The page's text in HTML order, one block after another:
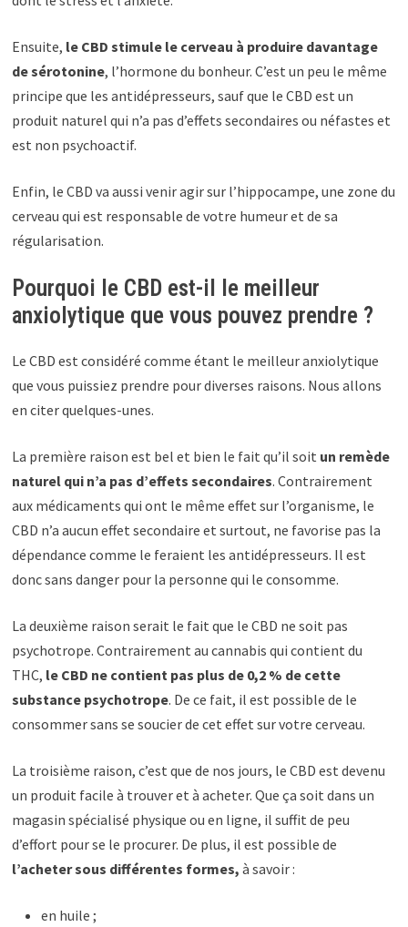
Ensuite, le CBD stimule le cerveau à produire davantage
de sérotonine, l’hormone du bonheur. C’est un peu le même
principe que les antidépresseurs, sauf que le CBD est un
produit naturel qui n’a pas d’effets secondaires ou néfastes et
est non psychoactif.
Enfin, le CBD va aussi venir agir sur l’hippocampe, une zone du
cerveau qui est responsable de votre humeur et de sa
régularisation.
Pourquoi le CBD est-il le meilleur
anxiolytique que vous pouvez prendre ?
Le CBD est considéré comme étant le meilleur anxiolytique
que vous puissiez prendre pour diverses raisons. Nous allons
en citer quelques-unes.
La première raison est bel et bien le fait qu’il soit un remède
naturel qui n’a pas d’effets secondaires. Contrairement
aux médicaments qui ont le même effet sur l’organisme, le
CBD n’a aucun effet secondaire et surtout, ne favorise pas la
dépendance comme le feraient les antidépresseurs. Il est
donc sans danger pour la personne qui le consomme.
La deuxième raison serait le fait que le CBD ne soit pas
psychotrope. Contrairement au cannabis qui contient du
THC, le CBD ne contient pas plus de 0,2 % de cette
substance psychotrope. De ce fait, il est possible de le
consommer sans se soucier de cet effet sur votre cerveau.
La troisième raison, c’est que de nos jours, le CBD est devenu
un produit facile à trouver et à acheter. Que ça soit dans un
magasin spécialisé physique ou en ligne, il suffit de peu
d’effort pour se le procurer. De plus, il est possible de
l’acheter sous différentes formes, à savoir :
en huile ;